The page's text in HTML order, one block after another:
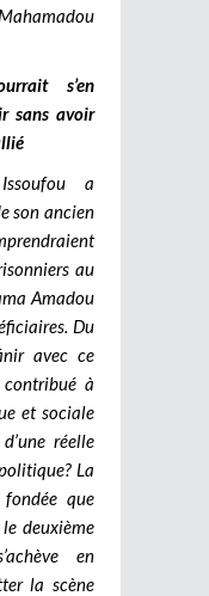
s’en
sans avoir
a
son ancien
au
Amadou
Du
avec ce
à
et sociale
réelle
La
que
deuxième
en
la scène